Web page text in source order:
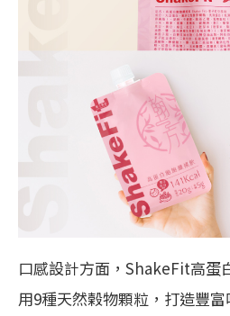
口感設計方面，ShakeFit高蛋
用9種天然榖物顆粒，打造豐